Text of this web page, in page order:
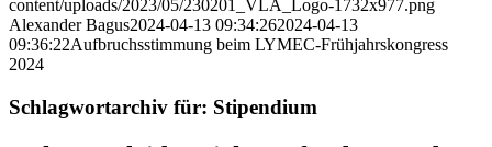
content/uploads/2023/05/230201_VLA_Logo-1732x977.png
Alexander Bagus2024-04-13 09:34:262024-04-13
09:36:22Aufbruchsstimmung beim LYMEC-Frühjahrskongress
2024
Schlagwortarchiv für: Stipendium